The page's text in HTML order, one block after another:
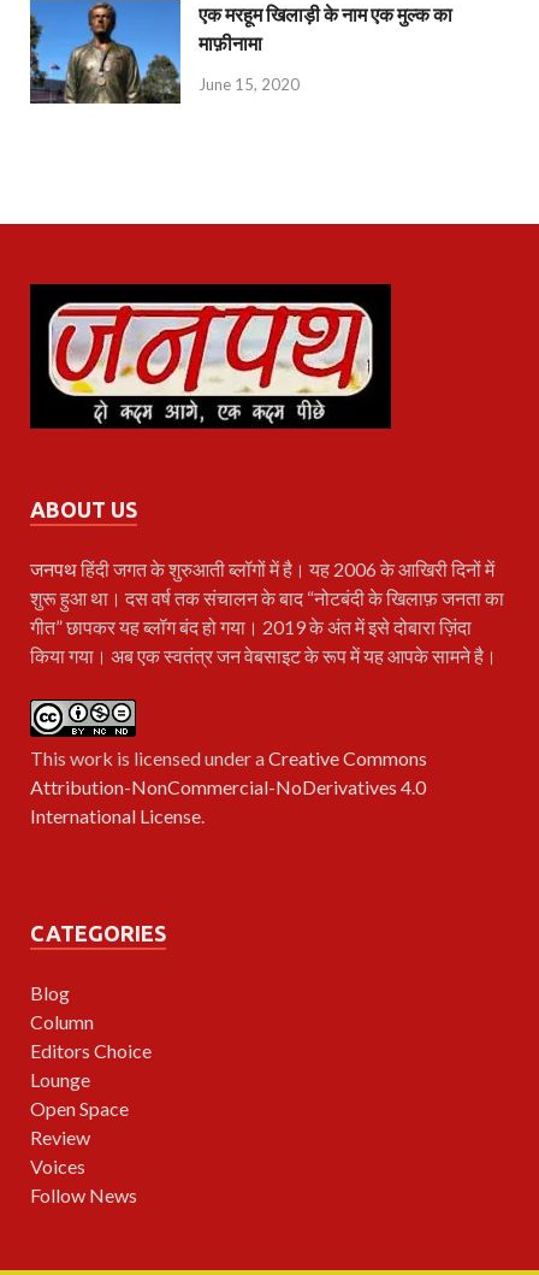
एक मरहूम खिलाड़ी के नाम एक मुल्क का
माफ़ीनामा
June 15, 2020
ABOUT US
जनपथहिंदी जगत के शुरुआती ब्लॉगों में है। यह 2006 के आखिरी दिनों में
शुरू हुआ था। दस वर्ष तक संचालन के बाद “नोटबंदी के खिलाफ़ जनता का
गीत” छापकर यह ब्लॉग बंद हो गया। 2019 के अंत में इसे दोबारा ज़िंदा
किया गया। अब एक स्वतंत्र जन वेबसाइट के रूप में यह आपके सामने है।
This work is licensed under aCreative Commons
Attribution-NonCommercial-NoDerivatives 4.0
International License.
CATEGORIES
Blog
Column
Editors Choice
Lounge
Open Space
Review
Voices
Follow News